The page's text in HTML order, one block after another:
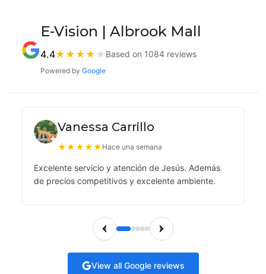
E-Vision | Albrook Mall
4.4★ ★ ★ ★ ★ Based on 1084 reviews
Powered by Google
Vanessa Carrillo
★★★★★ Hace una semana
Excelente servicio y atención de Jesús. Además
de precios competitivos y excelente ambiente.
View all Google reviews